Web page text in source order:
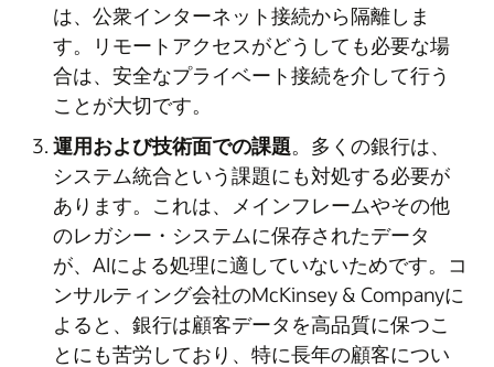
は、公衆インターネット接続から隔離しま
す。リモートアクセスがどうしても必要な場
合は、安全なプライベート接続を介して行う
ことが大切です。
運用および技術面での課題。多くの銀行は、
システム統合という課題にも対処する必要が
あります。これは、メインフレームやその他
のレガシー・システムに保存されたデータ
が、AIによる処理に適していないためです。コ
ンサルティング会社のMcKinsey & Companyに
よると、銀行は顧客データを高品質に保つこ
とにも苦労しており、特に長年の顧客につい